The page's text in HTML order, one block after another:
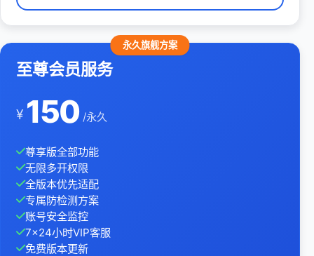
永久旗舰方案
至尊会员服务
¥ 150 /永久
尊享版全部功能
无限多开权限
全版本优先适配
专属防检测方案
账号安全监控
7×24小时VIP客服
免费版本更新